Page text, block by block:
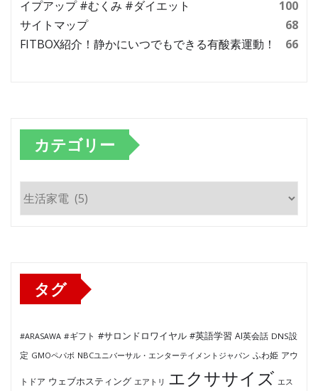
イプアップ #むくみ #ダイエット
100
サイトマップ
68
FITBOX紹介！静かにいつでもできる有酸素運動！
66
カテゴリー
カ
タグ
#ARASAWA #ギフト #サロンドロワイヤル #英語学習 AI英会話 DNS設
定 GMOペパボ NBCユニバーサル・エンターテイメントジャパン ふわ姫 アウ
トドア ウェブホスティング エアトリ エクササイズ エス